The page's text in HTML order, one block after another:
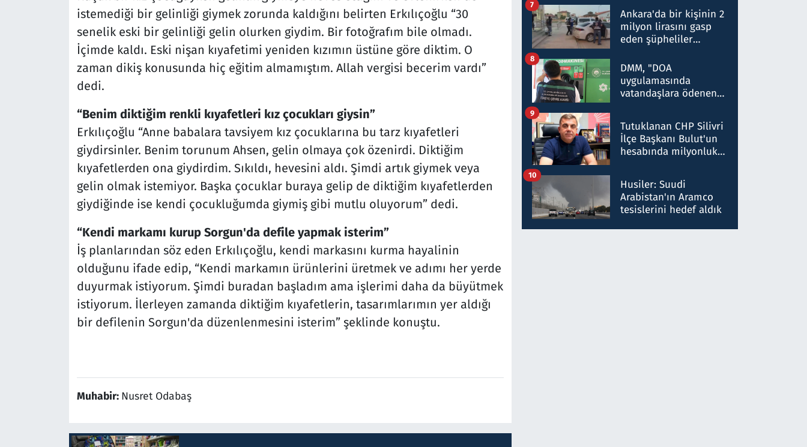
istemediği bir gelinliği giymek zorunda kaldığını belirten Erkılıçoğlu “30
senelik eski bir gelinliği gelin olurken giydim. Bir fotoğrafım bile olmadı.
İçimde kaldı. Eski nişan kıyafetimi yeniden kızımın üstüne göre diktim. O
zaman dikiş konusunda hiç eğitim almamıştım. Allah vergisi becerim vardı”
dedi.
“Benim diktiğim renkli kıyafetleri kız çocukları giysin”
Erkılıçoğlu “Anne babalara tavsiyem kız çocuklarına bu tarz kıyafetleri
giydirsinler. Benim torunum Ahsen, gelin olmaya çok özenirdi. Diktiğim
kıyafetlerden ona giydirdim. Sıkıldı, hevesini aldı. Şimdi artık giymek veya
gelin olmak istemiyor. Başka çocuklar buraya gelip de diktiğim kıyafetlerden
giydiğinde ise kendi çocukluğumda giymiş gibi mutlu oluyorum” dedi.
“Kendi markamı kurup Sorgun'da defile yapmak isterim”
İş planlarından söz eden Erkılıçoğlu, kendi markasını kurma hayalinin
olduğunu ifade edip, “Kendi markamın ürünlerini üretmek ve adımı her yerde
duyurmak istiyorum. Şimdi buradan başladım ama işlerimi daha da büyütmek
istiyorum. İlerleyen zamanda diktiğim kıyafetlerin, tasarımlarımın yer aldığı
bir defilenin Sorgun'da düzenlenmesini isterim” şeklinde konuştu.
Muhabir: Nusret Odabaş
ifadelerinden ortaya
çıkan tablo şok etti
Ankara'da bir kişinin 2
milyon lirasını gasp
eden şüpheliler
7
DMM, "DOA
uygulamasında
vatandaşlara ödenen
düşürüldüğü" iddiasını
yalanladı
8
Tutuklanan CHP Silivri
İlçe Başkanı Bulut'un
hesabında milyonluk
talimat verdi, ben
gönderdim
9
Husiler: Suudi
Arabistan'ın Aramco
tesislerini hedef aldık
10